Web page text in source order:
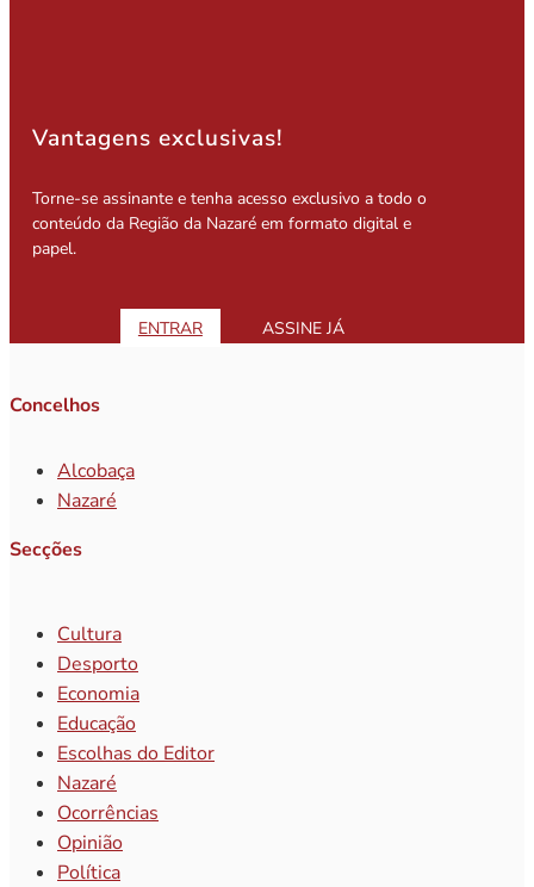
Vantagens exclusivas!
Torne-se assinante e tenha acesso exclusivo a todo o
conteúdo da Região da Nazaré em formato digital e
papel.
ENTRAR ASSINE JÁ
Concelhos
Alcobaça
Nazaré
Secções
Cultura
Desporto
Economia
Educação
Escolhas do Editor
Nazaré
Ocorrências
Opinião
Política